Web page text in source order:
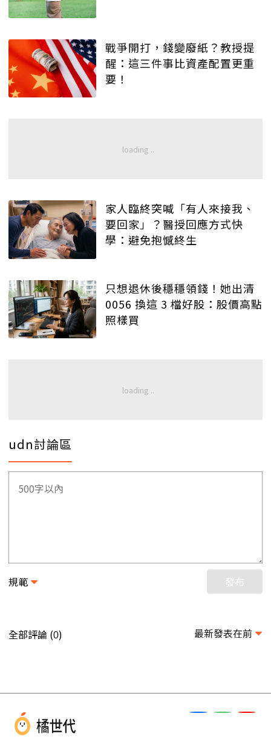
戰爭開打，錢變廢紙？教授提
醒：這三件事比資產配置更重
要！
家人臨終突喊「有人來接我、
要回家」？醫授回應方式快
學：避免抱憾終生
只想退休後穩穩領錢！她出清
0056 換這 3 檔好股：股價高點
照樣買
udn討論區
規範 發布
全部評論 (0) 最新發表在前